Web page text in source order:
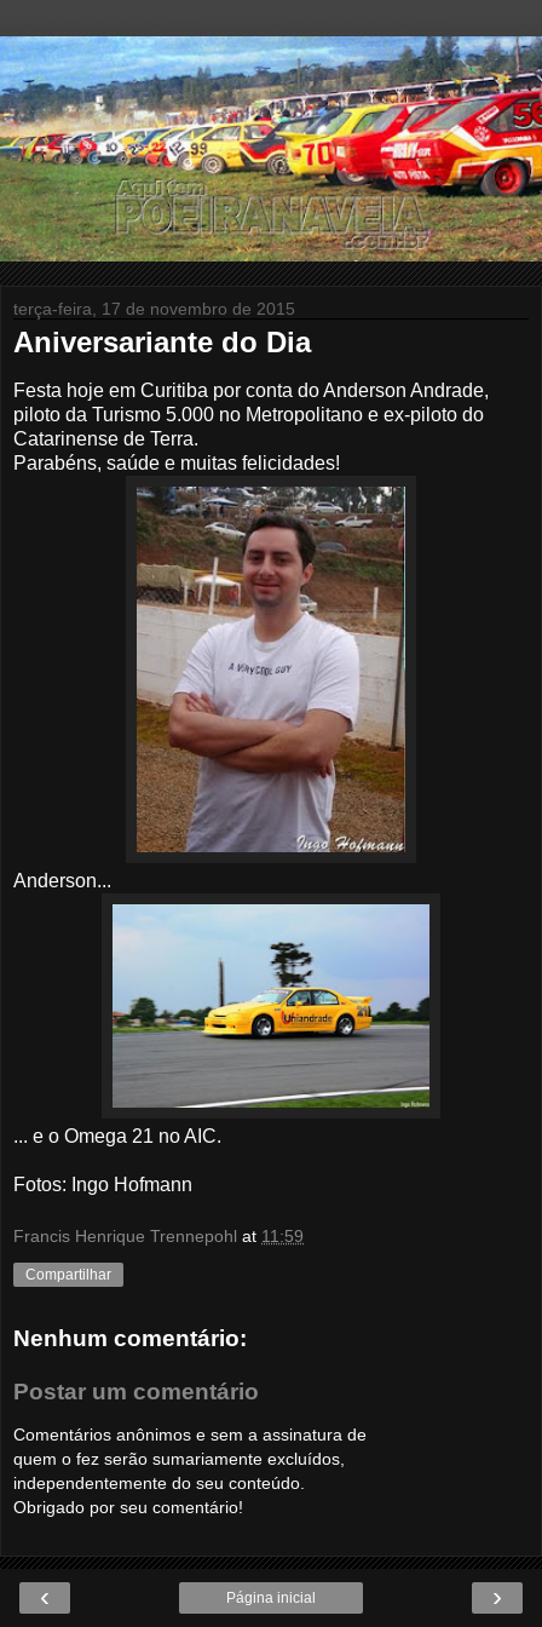
terça-feira, 17 de novembro de 2015
Aniversariante do Dia
Festa hoje em Curitiba por conta do Anderson Andrade,
piloto da Turismo 5.000 no Metropolitano e ex-piloto do
Catarinense de Terra.
Parabéns, saúde e muitas felicidades!
Anderson...
... e o Omega 21 no AIC.
Fotos: Ingo Hofmann
Francis Henrique Trennepohl at 11:59
Compartilhar
Nenhum comentário:
Postar um comentário
Comentários anônimos e sem a assinatura de
quem o fez serão sumariamente excluídos,
independentemente do seu conteúdo.
Obrigado por seu comentário!
‹ ›
Página inicial